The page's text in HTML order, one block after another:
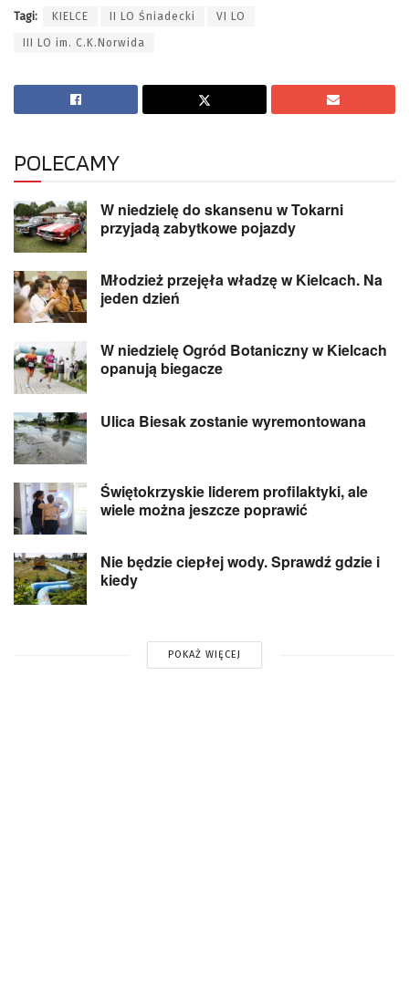
Tagi: KIELCE II LO Śniadecki VI LO
III LO im. C.K.Norwida
POLECAMY
W niedzielę do skansenu w Tokarni
przyjadą zabytkowe pojazdy
Młodzież przejęła władzę w Kielcach. Na
jeden dzień
W niedzielę Ogród Botaniczny w Kielcach
opanują biegacze
Ulica Biesak zostanie wyremontowana
Świętokrzyskie liderem profilaktyki, ale
wiele można jeszcze poprawić
Nie będzie ciepłej wody. Sprawdź gdzie i
kiedy
POKAŻ WIĘCEJ